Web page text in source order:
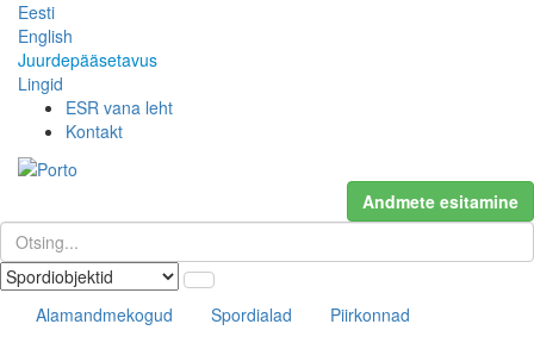
Eesti
English
Juurdepääsetavus
Lingid
ESR vana leht
Kontakt
Andmete esitamine
Alamandmekogud Spordialad
Piirkonnad